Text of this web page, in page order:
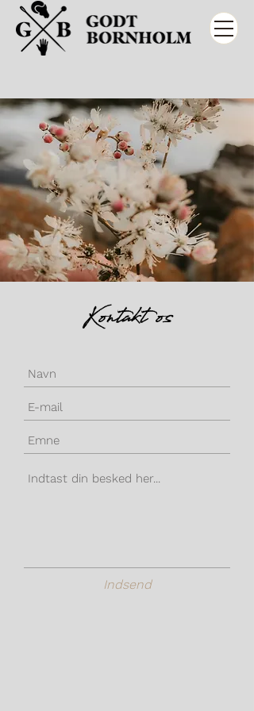
Kontakt os
Indsend